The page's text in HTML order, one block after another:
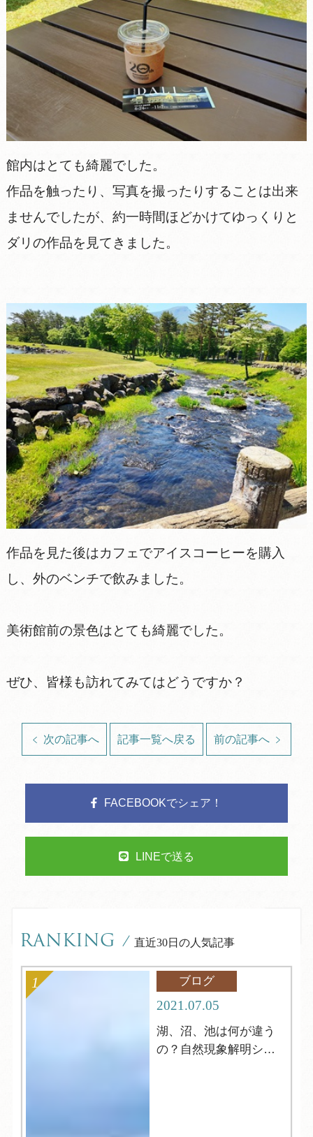
館内はとても綺麗でした。
作品を触ったり、写真を撮ったりすることは出来
ませんでしたが、約一時間ほどかけてゆっくりと
ダリの作品を見てきました。
作品を見た後はカフェでアイスコーヒーを購入
し、外のベンチで飲みました。
美術館前の景色はとても綺麗でした。
ぜひ、皆様も訪れてみてはどうですか？
次の記事へ 記事一覧へ戻る 前の記事へ
FACEBOOKでシェア！
LINEで送る
RANKING / 直近30日の人気記事
ブログ
2021.07.05
湖、沼、池は何が違う
の？自然現象解明シリ